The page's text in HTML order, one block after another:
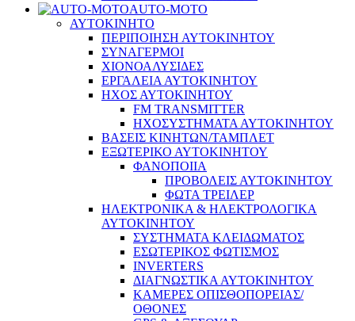
AUTO-MOTO
ΑΥΤΟΚΙΝΗΤΟ
ΠΕΡΙΠΟΙΗΣΗ ΑΥΤΟΚΙΝΗΤΟΥ
ΣΥΝΑΓΕΡΜΟΙ
ΧΙΟΝΟΑΛΥΣΙΔΕΣ
ΕΡΓΑΛΕΙΑ ΑΥΤΟΚΙΝΗΤΟΥ
ΗΧΟΣ ΑΥΤΟΚΙΝΗΤΟΥ
FM TRANSMITTER
ΗΧΟΣΥΣΤΗΜΑΤΑ ΑΥΤΟΚΙΝΗΤΟΥ
ΒΑΣΕΙΣ ΚΙΝΗΤΩΝ/ΤΑΜΠΛΕΤ
ΕΞΩΤΕΡΙΚΟ ΑΥΤΟΚΙΝΗΤΟΥ
ΦΑΝΟΠΟΙΙΑ
ΠΡΟΒΟΛΕΙΣ ΑΥΤΟΚΙΝΗΤΟΥ
ΦΩΤΑ ΤΡΕΙΛΕΡ
ΗΛΕΚΤΡΟΝΙΚΑ & ΗΛΕΚΤΡΟΛΟΓΙΚΑ
ΑΥΤΟΚΙΝΗΤΟΥ
ΣΥΣΤΗΜΑΤΑ ΚΛΕΙΔΩΜΑΤΟΣ
ΕΣΩΤΕΡΙΚΟΣ ΦΩΤΙΣΜΟΣ
INVERTERS
ΔΙΑΓΝΩΣΤΙΚΑ ΑΥΤΟΚΙΝΗΤΟΥ
ΚΑΜΕΡΕΣ ΟΠΙΣΘΟΠΟΡΕΙΑΣ/
ΟΘΟΝΕΣ